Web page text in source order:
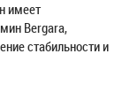
имеет
Bergara,
стабильности и